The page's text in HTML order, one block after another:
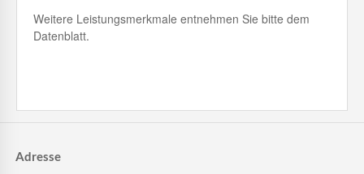
Weitere Leistungsmerkmale entnehmen Sie bitte dem
Datenblatt.
Adresse